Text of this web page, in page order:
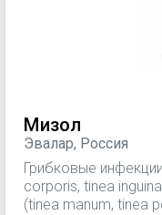
Мизол
Эвалар, Россия
Грибковые
corporis, tinea
(tinea manum, tinea